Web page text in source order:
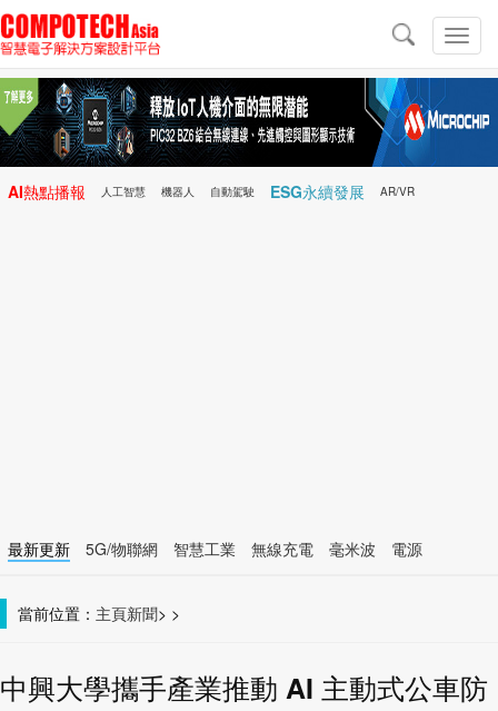
切
換
導
導
航
AI熱點播報 人工智慧 機器人 自動駕駛 ESG永續發展 AR/VR
最新更新 5G/物聯網 智慧工業 無線充電 毫米波
電源
當前位置： 主頁 >
新聞 >
中興大學攜手產業推動 AI 主動式公車防